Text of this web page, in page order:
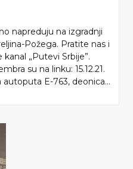
napreduju na izgradnji
Požega. Pratite nas i
„Putevi Srbije”.
su na linku: 15.12.21.
E-763, deonica...